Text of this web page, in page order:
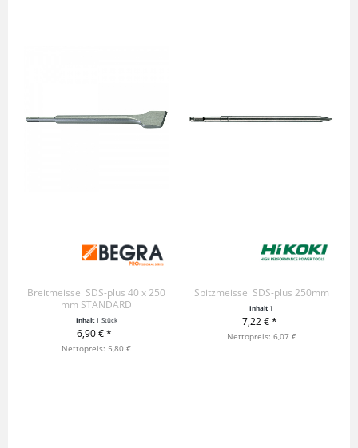
Breitmeissel SDS-plus 40 x 250
mm STANDARD
Inhalt1 Stück
6,90 € *
+ IN DEN WARENKORB
Nettopreis: 5,80 €
Spitzmeissel SDS-plus 250mm
Inhalt1
7,22 € *
+ IN DEN WARENKORB
Nettopreis: 6,07 €